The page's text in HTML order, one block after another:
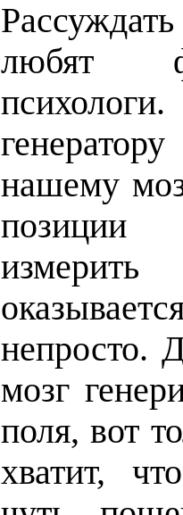
любят
нашему
непросто.
мозг
поля, вот
хватит,